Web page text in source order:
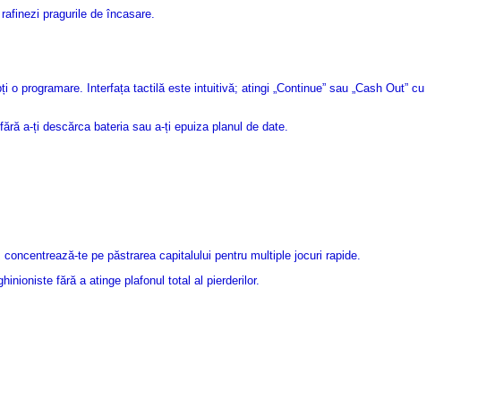
pragurile de încasare.
programare. Interfața tactilă este intuitivă; atingi „Continue” sau „Cash Out” cu
a-ți descărca bateria sau a-ți epuiza planul de date.
te pe păstrarea capitalului pentru multiple jocuri rapide.
fără a atinge plafonul total al pierderilor.